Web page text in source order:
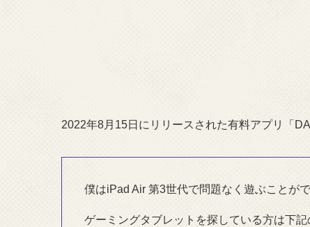
2022年8月15日にリリースされた有料アプリ「
僕はiPad Air 第3世代で問題なく遊ぶことが
ゲーミングタブレットを探している方は下